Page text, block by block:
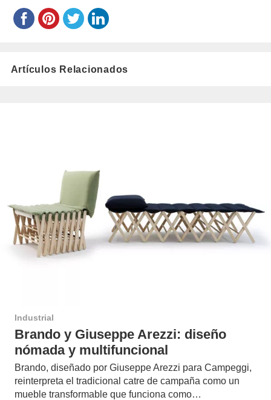
Artículos Relacionados
Industrial
Brando y Giuseppe Arezzi: diseño
nómada y multifuncional
Brando, diseñado por Giuseppe Arezzi para Campeggi,
reinterpreta el tradicional catre de campaña como un
mueble transformable que funciona como…